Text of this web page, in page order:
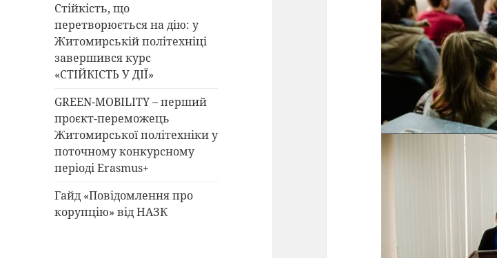
Стійкість, що
перетворюється на дію: у
Житомирській політехніці
завершився курс
«СТІЙКІСТЬ У ДІЇ»
GREEN-MOBILITY – перший
проєкт-переможець
Житомирської політехніки у
поточному конкурсному
періоді Erasmus+
Гайд «Повідомлення про
корупцію» від НАЗК